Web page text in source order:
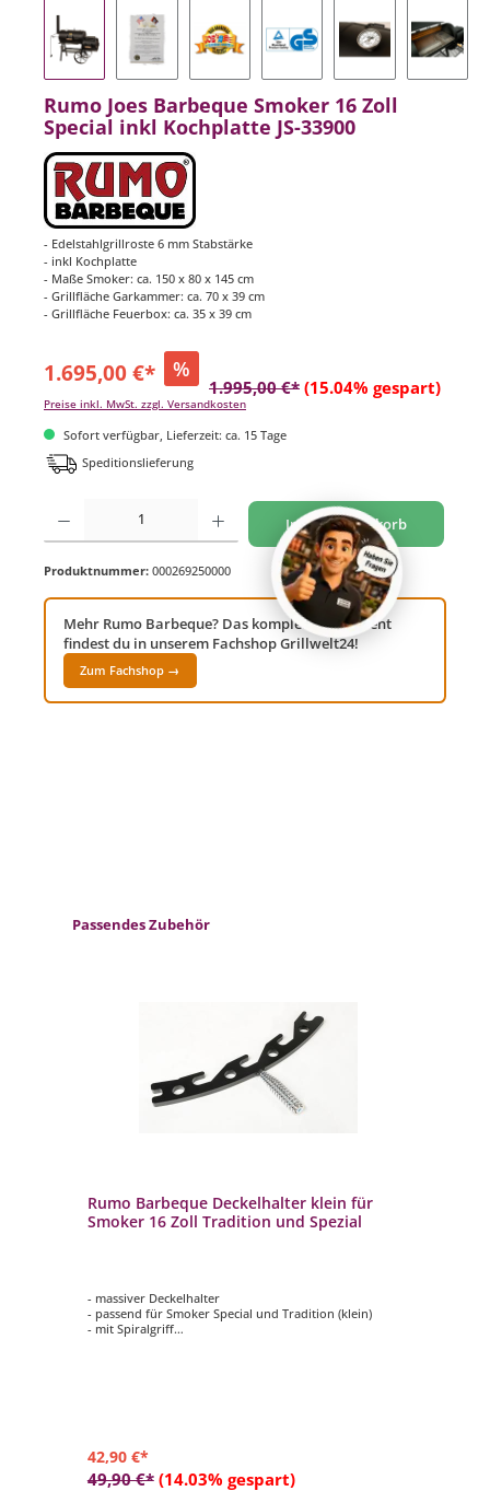
Rumo Joes Barbeque Smoker 16 Zoll
Special inkl Kochplatte JS-33900
- Edelstahlgrillroste 6 mm Stabstärke
- inkl Kochplatte
- Maße Smoker: ca. 150 x 80 x 145 cm
- Grillfläche Garkammer: ca. 70 x 39 cm
- Grillfläche Feuerbox: ca. 35 x 39 cm
1.695,00 €* %
1.995,00 €* (15.04% gespart)
Preise inkl. MwSt. zzgl. Versandkosten
Sofort verfügbar, Lieferzeit: ca. 15 Tage
Speditionslieferung
Produkt Anzahl: Gib den gewünschten Wert ein oder benutze die Schaltflächen um
In den Warenkorb
Produktnummer: 000269250000
Mehr Rumo Barbeque? Das komplette Sortiment
findest du in unserem Fachshop Grillwelt24!
Zum Fachshop →
Produktgalerie überspringen
Passendes Zubehör
Rumo Barbeque Deckelhalter klein für
Smoker 16 Zoll Tradition und Spezial
- massiver Deckelhalter
- passend für Smoker Special und Tradition (klein)
- mit Spiralgriff
42,90 €*
49,90 €* (14.03% gespart)